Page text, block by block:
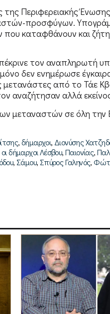
Περιφερειακής
προσφύγων.
που καταφθάνουν και
τον αναπληρωτή
δεν ενημέρωσε
μετανάστες από το Τάε
αλλά
μεταναστών σε όλη την
,δήμαρχοι, Διονύσης
οι δήμαρχοι Λέσβου,Παιονίας,
, Σάμου, Σπύρος Γαληνός,